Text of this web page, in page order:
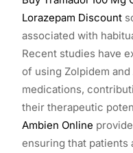
Lorazepam Discount
associated with
Recent studies have
of using Zolpidem and
medications,
their therapeutic
Ambien Online
ensuring that patients